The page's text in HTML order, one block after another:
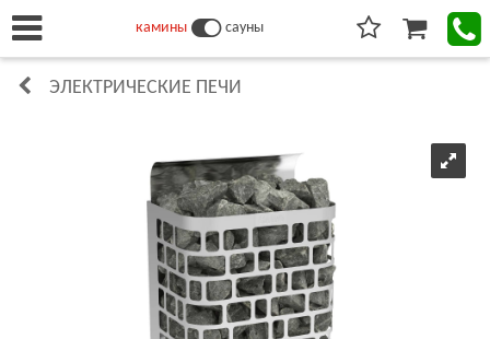
камины сауны
ЭЛЕКТРИЧЕСКИЕ ПЕЧИ